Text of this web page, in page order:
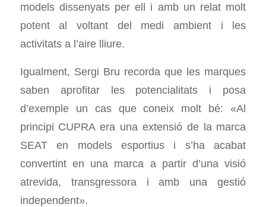
models dissenyats per ell i amb un relat molt
potent al voltant del medi ambient i les
activitats a l’aire lliure.
Igualment, Sergi Bru recorda que les marques
saben aprofitar les potencialitats i posa
d’exemple un cas que coneix molt bé: «Al
principi CUPRA era una extensió de la marca
SEAT en models esportius i s’ha acabat
convertint en una marca a partir d’una visió
atrevida, transgressora i amb una gestió
independent».